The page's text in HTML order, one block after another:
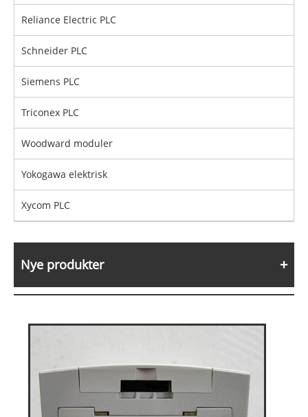
Reliance Electric PLC
Schneider PLC
Siemens PLC
Triconex PLC
Woodward moduler
Yokogawa elektrisk
Xycom PLC
Nye produkter